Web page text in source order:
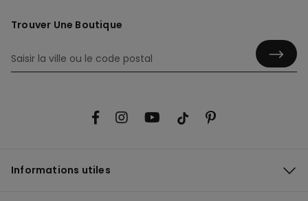
Trouver Une Boutique
Informations utiles